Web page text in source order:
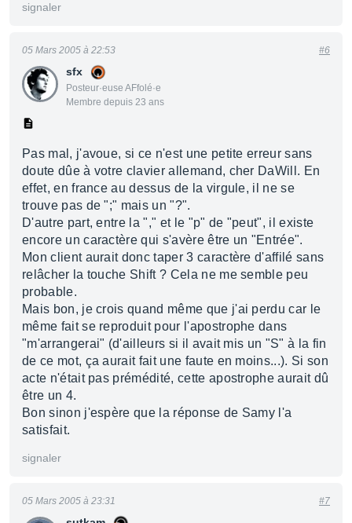
signaler
sfx
Posteur·euse AFfolé·e
Membre depuis 23 ans
05 Mars 2005 à 22:53 #6
Pas mal, j'avoue, si ce n'est une petite erreur sans
doute dûe à votre clavier allemand, cher DaWill. En
effet, en france au dessus de la virgule, il ne se
trouve pas de ";" mais un "?".
D'autre part, entre la "," et le "p" de "peut", il existe
encore un caractère qui s'avère être un "Entrée".
Mon client aurait donc taper 3 caractère d'affilé sans
relâcher la touche Shift ? Cela ne me semble peu
probable.
Mais bon, je crois quand même que j'ai perdu car le
même fait se reproduit pour l'apostrophe dans
"m'arrangerai" (d'ailleurs si il avait mis un "S" à la fin
de ce mot, ça aurait fait une faute en moins...). Si son
acte n'était pas prémédité, cette apostrophe aurait dû
être un 4.
Bon sinon j'espère que la réponse de Samy l'a
satisfait.
signaler
05 Mars 2005 à 23:31 #7